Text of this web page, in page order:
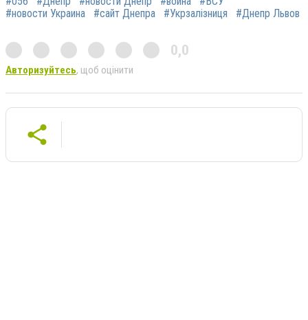
#новости Украина
#сайт Днепра #Укрзалізниця #Днепр Львов
0,0
Авторизуйтесь, щоб оцінити